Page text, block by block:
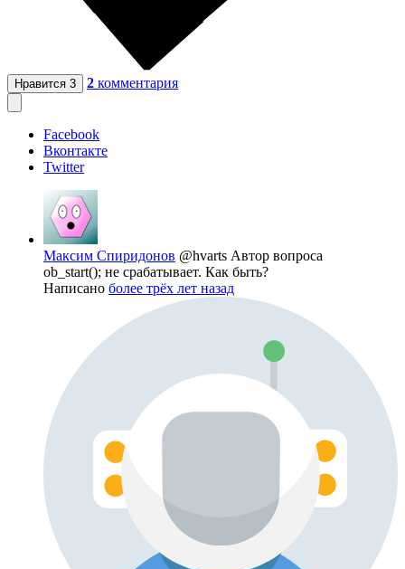
Нравится 3 2 комментария
Facebook
Вконтакте
Twitter
Максим Спиридонов @hvarts Автор вопроса
ob_start(); не срабатывает. Как быть?
Написано более трёх лет назад